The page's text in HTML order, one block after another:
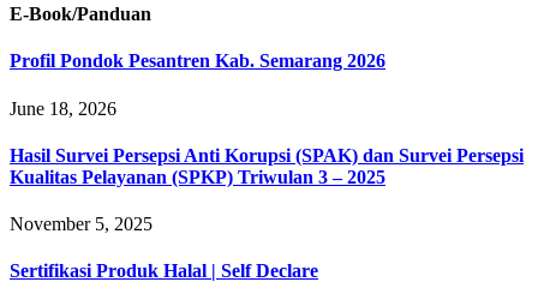
E-Book/Panduan
Profil Pondok Pesantren Kab. Semarang 2026
June 18, 2026
Hasil Survei Persepsi Anti Korupsi (SPAK) dan Survei Persepsi
Kualitas Pelayanan (SPKP) Triwulan 3 – 2025
November 5, 2025
Sertifikasi Produk Halal | Self Declare